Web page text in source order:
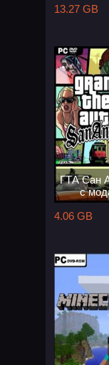
13.27 GB
ГТА Сан
с
4.06 GB